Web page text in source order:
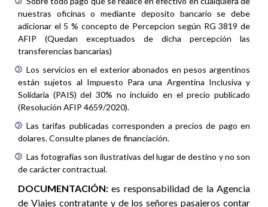
nuestras oficinas o mediante deposito bancario se debe
adicionar el 5 % concepto de Percepcion según RG 3819 de
AFIP (Quedan exceptuados de dicha percepción las
transferencias bancarias)
Los servicios en el exterior abonados en pesos argentinos
están sujetos al Impuesto Para una Argentina Inclusiva y
Solidaria (PAIS) del 30% no incluido en el precio publicado
(Resolución AFIP 4659/2020).
Las tarifas publicadas corresponden a precios de pago en
dolares. Consulte planes de financiación.
Las fotografías son ilustrativas del lugar de destino y no son
de carácter contractual.
DOCUMENTACIÓN: es responsabilidad de la Agencia
de Viajes contratante y de los señores pasajeros contar